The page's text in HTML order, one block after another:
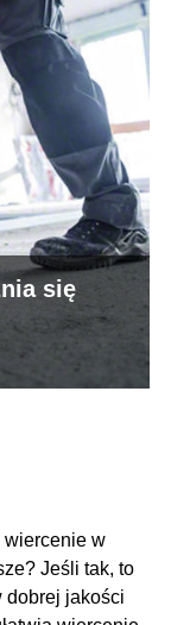
się
wiercenie w
Jeśli tak, to
dobrej jakości